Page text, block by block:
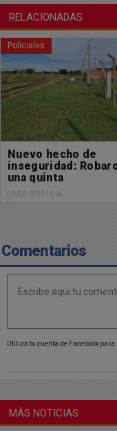
RELACIONADAS
Policiales
Triste noticia: Fatal
accidente de
Ruta provincial 30
03/03/2026 13:09
Comentarios
Utiliza tu cuenta de Facebook
MÁS NOTICIAS